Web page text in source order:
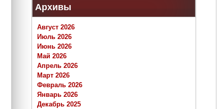
Архивы
Август 2026
Июль 2026
Июнь 2026
Май 2026
Апрель 2026
Март 2026
Февраль 2026
Январь 2026
Декабрь 2025